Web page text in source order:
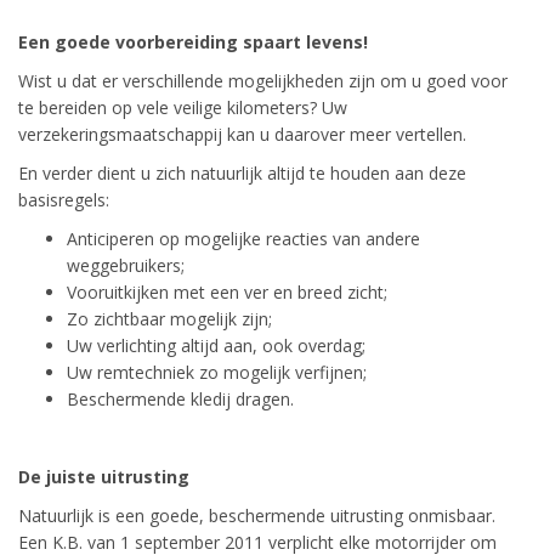
Een goede voorbereiding spaart levens!
Wist u dat er verschillende mogelijkheden zijn om u goed voor
te bereiden op vele veilige kilometers? Uw
verzekeringsmaatschappij kan u daarover meer vertellen.
En verder dient u zich natuurlijk altijd te houden aan deze
basisregels:
Anticiperen op mogelijke reacties van andere
weggebruikers;
Vooruitkijken met een ver en breed zicht;
Zo zichtbaar mogelijk zijn;
Uw verlichting altijd aan, ook overdag;
Uw remtechniek zo mogelijk verfijnen;
Beschermende kledij dragen.
De juiste uitrusting
Natuurlijk is een goede, beschermende uitrusting onmisbaar.
Een K.B. van 1 september 2011 verplicht elke motorrijder om